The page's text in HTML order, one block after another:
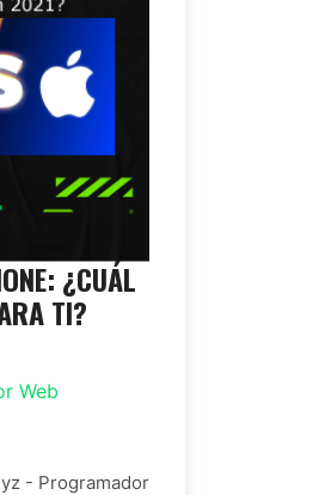
¿CUÁL
TI?
Web
- Programador